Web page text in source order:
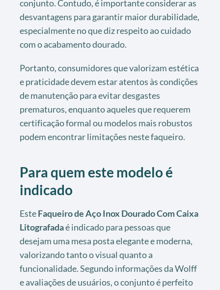
conjunto. Contudo, é importante considerar as
desvantagens para garantir maior durabilidade,
especialmente no que diz respeito ao cuidado
com o acabamento dourado.
Portanto, consumidores que valorizam estética
e praticidade devem estar atentos às condições
de manutenção para evitar desgastes
prematuros, enquanto aqueles que requerem
certificação formal ou modelos mais robustos
podem encontrar limitações neste faqueiro.
Para quem este modelo é
indicado
EsteFaqueiro de Aço Inox Dourado Com Caixa
Litografadaé indicado para pessoas que
desejam uma mesa posta elegante e moderna,
valorizando tanto o visual quanto a
funcionalidade. Segundo informações da Wolff
e avaliações de usuários, o conjunto é perfeito